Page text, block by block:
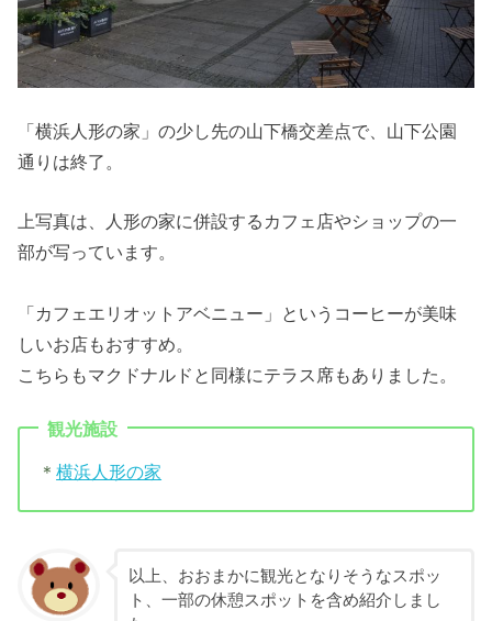
「横浜人形の家」の少し先の山下橋交差点で、山下公園
通りは終了。
上写真は、人形の家に併設するカフェ店やショップの一
部が写っています。
「カフェエリオットアベニュー」というコーヒーが美味
しいお店もおすすめ。
こちらもマクドナルドと同様にテラス席もありました。
観光施設
＊横浜人形の家
以上、おおまかに観光となりそうなスポッ
ト、一部の休憩スポットを含め紹介しまし